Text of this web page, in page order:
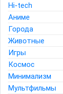
Hi-tech
Аниме
Города
Животные
Игры
Космос
Минимализм
Мультфильмы